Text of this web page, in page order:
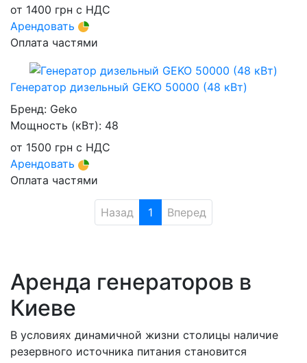
от 1400 грн с НДС
Арендовать
Оплата частями
Генератор дизельный GEKO 50000 (48 кВт)
Бренд: Geko
Мощность (кВт): 48
от 1500 грн с НДС
Арендовать
Оплата частями
Назад 1 Вперед
Аренда генераторов в
Киеве
В условиях динамичной жизни столицы наличие
резервного источника питания становится